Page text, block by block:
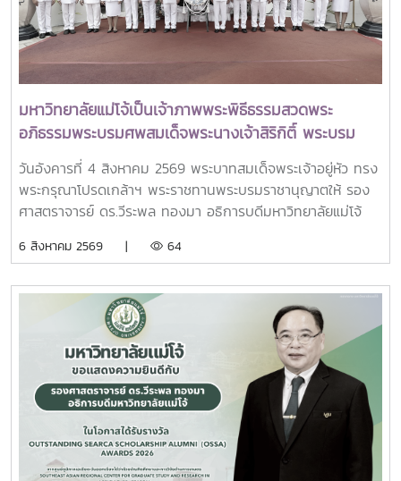
กระทรวง อว. นางศรินยา สาขากร ผู้ช่วยปลัดกระทรวง อว.
คณะผู้บริหารหน่วยงานในกระทรวง อว. Professor Tan Eng
Chye, President, National University of Singapore
Professor Yang Bin , Vice Chancellor, Tsinghua
University Council Professor Tan Eng Chye อธิการบดี
มหาวิทยาลัยแห่งชาติสิงคโปร์ Professor Yang Bin รองประธาน
สภามหาวิทยาลัยชิงหวา ตลอดจนประธานที่ประชุมอธิการบดี ทั้ง
4 แห่ง ได้แก่ ที่ประชุมอธิการบดีแห่งประเทศไทย (ทปอ.) ที่ประชุม
อธิการบดีมหาวิทยาลัยราชภัฏ (ทปอ.มรภ.) ที่ประชุมอธิการบดี
มหาวิทยาลัยเทคโนโลยีราชมงคล (ทปอ.มทร.) สมาคมสถาบัน
แลกเปลี่ยนประสบการณ์ด้าน Reinventing University ผ่าน
ผู้นำเครือข่ายอุดมศึกษา การนำเสนอกรณีศึกษาการประยุกต์ใช้
AI และนวัตกรรมจากภาคเอกชน รวมถึงกิจกรรม Forum-to-
Action เพื่อร่วมกำหนดข้อเสนอเชิงนโยบายและแผนปฏิบัติการใน
การขับเคลื่อนมหาวิทยาลัยไทยในอนาคตการเข้าร่วมประชุมในครั้ง
นี้มหาวิทยาลัยแม่โจ้ติดตามทิศทางการเปลี่ยนแปลงของการ
อุดมศึกษาไทย พร้อมแลกเปลี่ยนองค์ความรู้และสร้างความร่วม
มือกับเครือข่ายสถาบันอุดมศึกษาทั่วประเทศ เพื่อร่วมกันพัฒนา
มหาวิทยาลัยไทยให้ก้าวทันการเปลี่ยนแปลงของโลกยุคดิจิทัล และ
ยกระดับศักยภาพด้านการศึกษา วิจัย และนวัตกรรมอย่างยั่งยืน
มหาวิทยาลัยแม่โจ้เป็นเจ้าภาพพระพิธีธรรมสวดพระ
อภิธรรมพระบรมศพสมเด็จพระนางเจ้าสิริกิติ์ พระบรม
ราชินีนาถ พระบรมราชชนนีพันปีหลวง พร้อมเข้ากราบ
ถวายบังคมพระศพ สมเด็จพระเจ้าลูกเธอ เจ้าฟ้าพัชรกิติยา
ภา นเรนทิราเทพยวดี กรมหลวงราชสาริณีสิริพัชร มหา
วันอังคารที่ 4 สิงหาคม 2569 พระบาทสมเด็จพระเจ้าอยู่หัว ทรง
พระกรุณาโปรดเกล้าฯ พระราชทานพระบรมราชานุญาตให้ รอง
ศาสตราจารย์ ดร.วีระพล ทองมา อธิการบดีมหาวิทยาลัยแม่โจ้
บุคลากร รวมจำนวน 25 คน เป็นเจ้าภาพพระพิธีธรรมสวดพระ
พระบรมราชชนนีพันปีหลวง ณ พระที่นั่งดุสิตมหาปราสาท
พระบรมมหาราชวัง และเข้ากราบถวายบังคมพระศพสมเด็จ
พระเจ้าลูกเธอ เจ้าฟ้าพัชรกิติยาภา นเรนทิราเทพยวดี กรมหลวง
ราชสาริณีสิริพัชร มหาวัชรราชธิดา ณ พระที่นั่งพิมานรัตยา
พระบรมมหาราชวังการเข้าร่วมพิธีในครั้งนี้ นับเป็นพระ
มหากรุณาธิคุณล้นเกล้าล้นกระหม่อมแก่คณะผู้บริหาร
มหาวิทยาลัย สมาคมศิษย์เก่า และบุคลากร มหาวิทยาลัยแม่โจ้ที่ได้
ร่วมแสดงความจงรักภักดี ถวายความอาลัยและน้อมรำลึกในพระ
มหากรุณาธิคุณอย่างหาที่สุดมิได้
6 สิงหาคม 2569 | 64